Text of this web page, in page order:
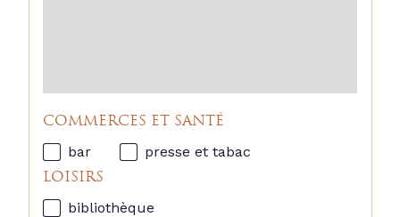
COMMERCES ET SANTÉ
bar presse et tabac
LOISIRS
bibliothèque